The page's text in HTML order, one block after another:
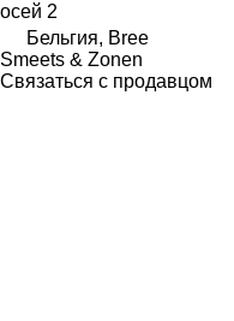
осей 2
Бельгия, Bree
Smeets & Zonen
Связаться с продавцом